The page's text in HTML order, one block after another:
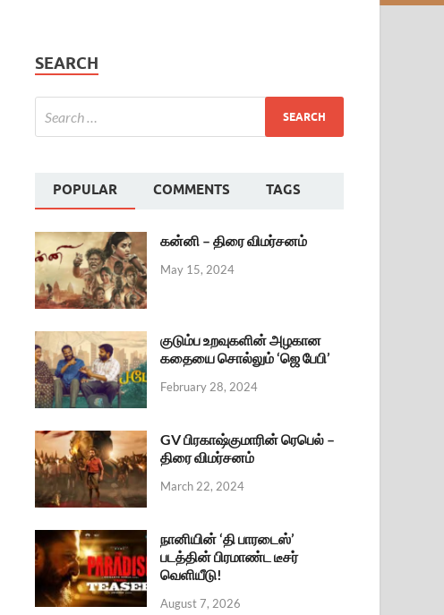
SEARCH
POPULAR COMMENTS TAGS
கன்னி – திரை விமர்சனம்
May 15, 2024
குடும்ப உறவுகளின் அழகான
கதையை சொல்லும் ‘ஜெ பேபி’
February 28, 2024
GV பிரகாஷ்குமாரின் ரெபெல் –
திரை விமர்சனம்
March 22, 2024
நானியின் ‘தி பாரடைஸ்’
படத்தின் பிரமாண்ட டீசர்
வெளியீடு!
August 7, 2026